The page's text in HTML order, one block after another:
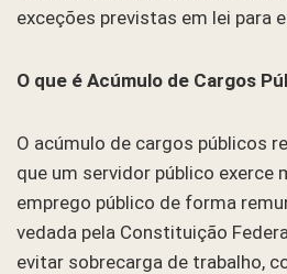
exceções previstas em lei para
O que é Acúmulo de Cargos
O acúmulo de cargos públicos
que um servidor público exerce
emprego público de forma
vedada pela Constituição
evitar sobrecarga de trabalho,